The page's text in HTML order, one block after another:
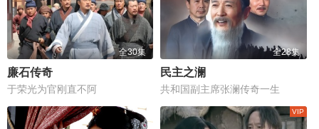
全30集
廉石传奇
于荣光为官刚直不阿
全28集
民主之澜
共和国副主席张澜传奇一生